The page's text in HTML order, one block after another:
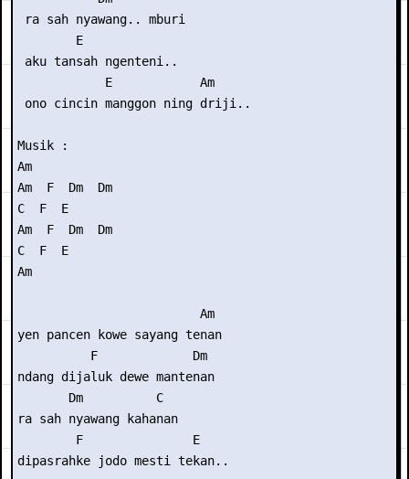
ra sah nyawang.. mburi
        E
aku tansah ngenteni..
            E            Am
ono cincin manggon ning driji..
Musik :
Am
Am  F  Dm  Dm
C  F  E
Am  F  Dm  Dm
C  F  E
Am
                         Am
yen pancen kowe sayang tenan
          F             Dm
ndang dijaluk dewe mantenan
       Dm          C
ra sah nyawang kahanan
        F               E
dipasrahke jodo mesti tekan..